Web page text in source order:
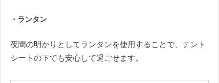
・ランタン
夜間の明かりとしてランタンを使用することで、テント
シートの下でも安心して過ごせます。